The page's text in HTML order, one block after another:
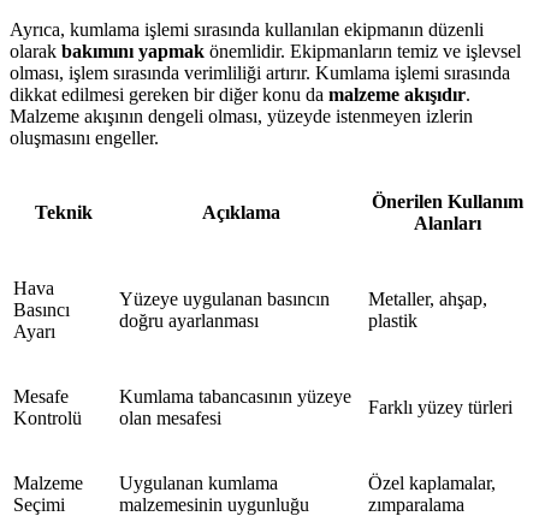
Ayrıca, kumlama işlemi sırasında kullanılan ekipmanın düzenli
olarak bakımını yapmak önemlidir. Ekipmanların temiz ve işlevsel
olması, işlem sırasında verimliliği artırır. Kumlama işlemi sırasında
dikkat edilmesi gereken bir diğer konu da malzeme akışıdır.
Malzeme akışının dengeli olması, yüzeyde istenmeyen izlerin
oluşmasını engeller.
Teknik Açıklama
Önerilen Kullanım
Alanları
Hava
Basıncı
Ayarı
Yüzeye uygulanan basıncın
doğru ayarlanması
Metaller, ahşap,
plastik
Mesafe
Kontrolü
Kumlama tabancasının yüzeye
olan mesafesi
Farklı yüzey türleri
Malzeme
Seçimi
Uygulanan kumlama
malzemesinin uygunluğu
Özel kaplamalar,
zımparalama